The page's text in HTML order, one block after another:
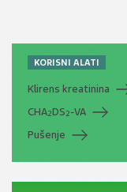
KORISNI ALATI
Klirens kreatinina
CHA2DS2-VA
Pušenje